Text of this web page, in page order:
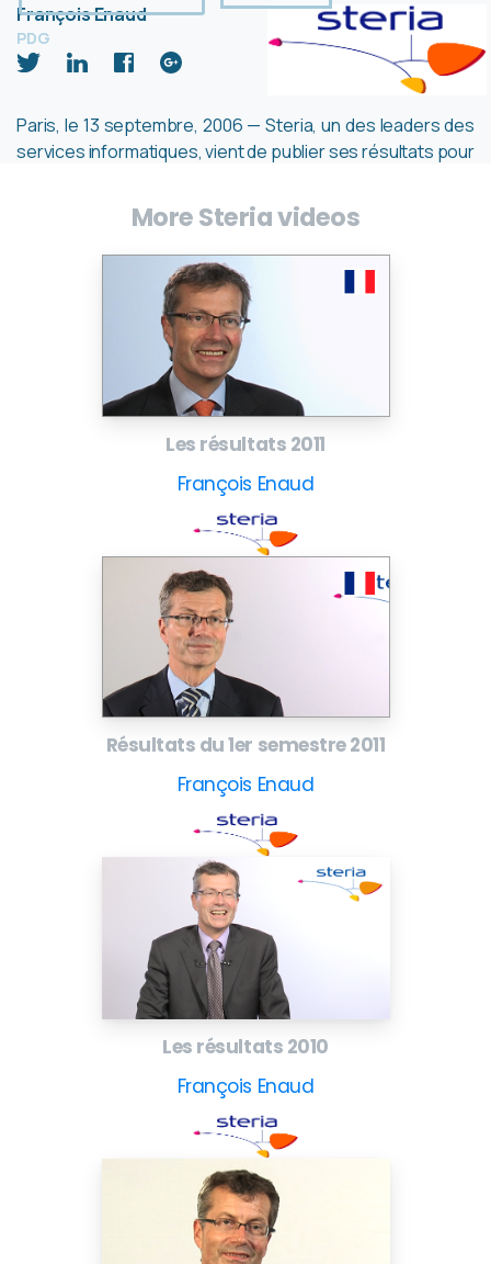
François Enaud
PDG
Paris, le 13 septembre, 2006 — Steria, un des leaders des
services informatiques, vient de publier ses résultats pour
Général François Enaud commente les résultats et la
stratégie du groupe.
– Site web du Groupe:www.steria.com
More Steria videos
Les résultats 2011
François Enaud
Résultats du 1er semestre 2011
François Enaud
Les résultats 2010
François Enaud